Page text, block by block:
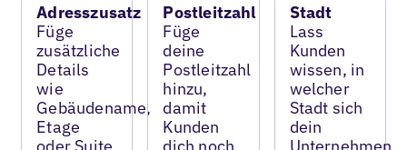
Adresszusatz
Füge
zusätzliche
Details
wie
Gebäudename,
Etage
oder Suite
Postleitzahl
Füge
deine
Postleitzahl
hinzu,
damit
Kunden
dich noch
Stadt
Lass
Kunden
wissen, in
welcher
Stadt sich
dein
Unternehmen